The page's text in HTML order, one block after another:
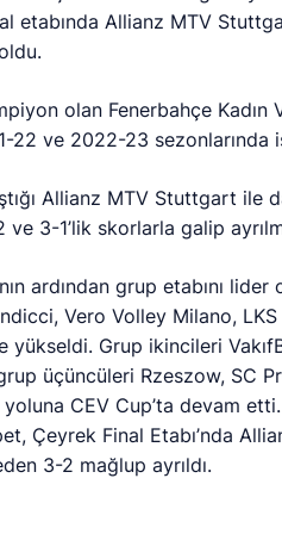
etabında Allianz MTV
olan Fenerbahçe Kadın
22 ve 2022-23 sezonlarında
Allianz MTV Stuttgart ile
3-1’lik skorlarla galip
ardından grup etabını
Vero Volley Milano,
Grup ikincileri
üçüncüleri Rzeszow, SC
CEV Cup’ta devam
Çeyrek Final Etabı’nda
3-2 mağlup ayrıldı.